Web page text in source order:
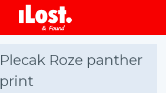
zawartości
Plecak Roze panther
print